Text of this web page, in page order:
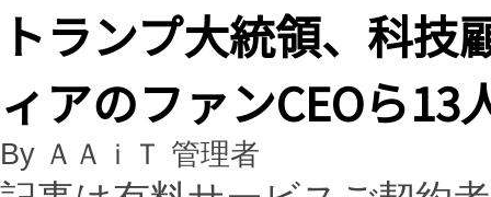
トランプ大統領、科
ィアのファンCEOら13
By ＡＡｉＴ 管理者